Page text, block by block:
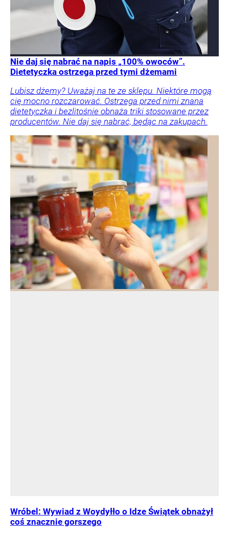
Nie daj się nabrać na napis „100% owoców”.
Dietetyczka ostrzega przed tymi dżemami
Lubisz dżemy? Uważaj na te ze sklepu. Niektóre mogą
cię mocno rozczarować. Ostrzega przed nimi znana
dietetyczka i bezlitośnie obnaża triki stosowane przez
producentów. Nie daj się nabrać, będąc na zakupach.
Wróbel: Wywiad z Woydyłło o Idze Świątek obnażył
coś znacznie gorszego